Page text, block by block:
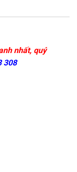
nhất, quý
308